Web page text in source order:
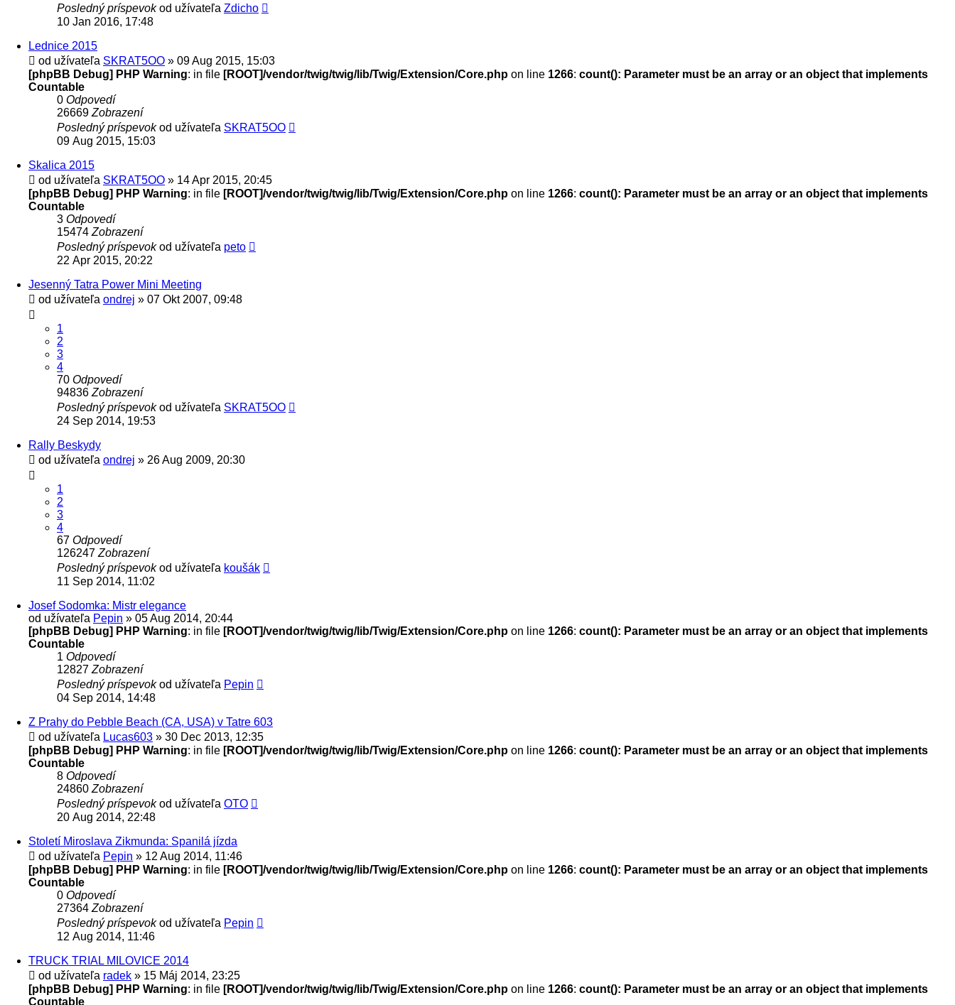
Posledný príspevokod užívateľa Zdicho
10 Jan 2016, 17:48
Lednice 2015
od užívateľa SKRAT5OO » 09 Aug 2015, 15:03
[phpBB Debug] PHP Warning: in file [ROOT]/vendor/twig/twig/lib/Twig/Extension/Core.php on line 1266: count(): Parameter must be an array or an object that implements
Countable
0 Odpovedí
26669 Zobrazení
Posledný príspevokod užívateľa SKRAT5OO
09 Aug 2015, 15:03
Skalica 2015
od užívateľa SKRAT5OO » 14 Apr 2015, 20:45
[phpBB Debug] PHP Warning: in file [ROOT]/vendor/twig/twig/lib/Twig/Extension/Core.php on line 1266: count(): Parameter must be an array or an object that implements
Countable
3 Odpovedí
15474 Zobrazení
Posledný príspevokod užívateľa peto
22 Apr 2015, 20:22
Jesenný Tatra Power Mini Meeting
od užívateľa ondrej » 07 Okt 2007, 09:48
1
2
3
4
70 Odpovedí
94836 Zobrazení
Posledný príspevokod užívateľa SKRAT5OO
24 Sep 2014, 19:53
Rally Beskydy
od užívateľa ondrej » 26 Aug 2009, 20:30
1
2
3
4
67 Odpovedí
126247 Zobrazení
Posledný príspevokod užívateľa koušák
11 Sep 2014, 11:02
Josef Sodomka: Mistr elegance
od užívateľa Pepin » 05 Aug 2014, 20:44
[phpBB Debug] PHP Warning: in file [ROOT]/vendor/twig/twig/lib/Twig/Extension/Core.php on line 1266: count(): Parameter must be an array or an object that implements
Countable
1 Odpovedí
12827 Zobrazení
Posledný príspevokod užívateľa Pepin
04 Sep 2014, 14:48
Z Prahy do Pebble Beach (CA, USA) v Tatre 603
od užívateľa Lucas603 » 30 Dec 2013, 12:35
[phpBB Debug] PHP Warning: in file [ROOT]/vendor/twig/twig/lib/Twig/Extension/Core.php on line 1266: count(): Parameter must be an array or an object that implements
Countable
8 Odpovedí
24860 Zobrazení
Posledný príspevokod užívateľa OTO
20 Aug 2014, 22:48
Století Miroslava Zikmunda: Spanilá jízda
od užívateľa Pepin » 12 Aug 2014, 11:46
[phpBB Debug] PHP Warning: in file [ROOT]/vendor/twig/twig/lib/Twig/Extension/Core.php on line 1266: count(): Parameter must be an array or an object that implements
Countable
0 Odpovedí
27364 Zobrazení
Posledný príspevokod užívateľa Pepin
12 Aug 2014, 11:46
TRUCK TRIAL MILOVICE 2014
od užívateľa radek » 15 Máj 2014, 23:25
[phpBB Debug] PHP Warning: in file [ROOT]/vendor/twig/twig/lib/Twig/Extension/Core.php on line 1266: count(): Parameter must be an array or an object that implements
Countable